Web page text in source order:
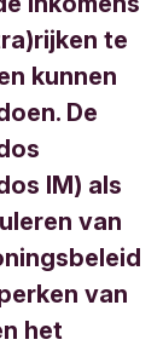
te
kunnen
De
IM) als
van
van
het